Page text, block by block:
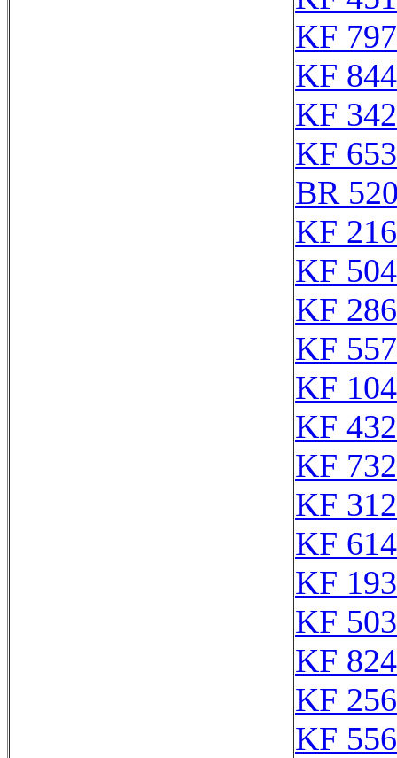
KF
KF
KF
KF
BR
KF
KF
KF
KF
KF
KF
KF
KF
KF
KF
KF
KF
KF
KF